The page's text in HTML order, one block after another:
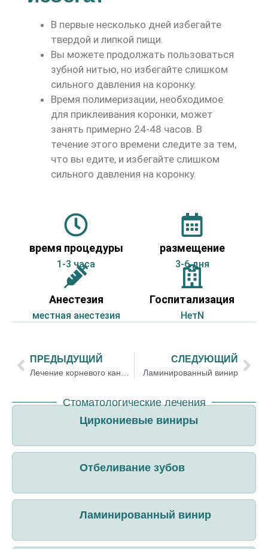
В первые несколько дней избегайте
твердой и липкой пищи.
Вы можете продолжать пользоваться
зубной нитью, но избегайте слишком
сильного давления на коронку.
Время полимеризации, необходимое
для приклеивания коронки, может
занять примерно 24-48 часов. В
течение этого времени следите за тем,
что вы едите, и избегайте слишком
сильного давления на коронку.
время процедуры
1-3 часа
размещение
3-6 дня
Анестезия
местная анестезия
Госпитализация
НетN
ПРЕДЫДУЩИЙ СЛЕДУЮЩИЙ
Ламинированный винир
Стоматологические лечения
Циркониевые виниры
Отбеливание зубов
Ламинированный винир